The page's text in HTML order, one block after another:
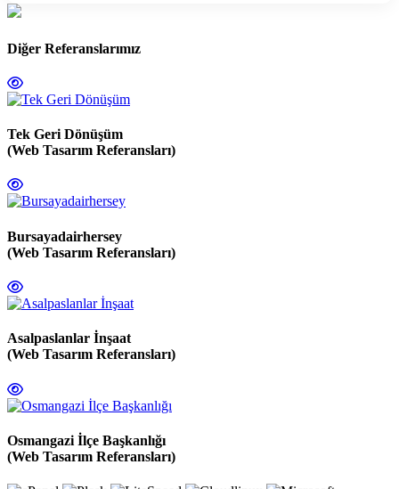
Diğer Referanslarımız
Tek Geri Dönüşüm
(Web Tasarım Referansları)
Bursayadairhersey
(Web Tasarım Referansları)
Asalpaslanlar İnşaat
(Web Tasarım Referansları)
Osmangazi İlçe Başkanlığı
(Web Tasarım Referansları)